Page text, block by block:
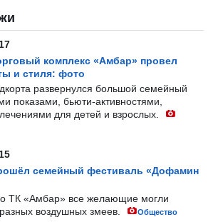
комплекс «Амбар» провел
и стиля: фото
развернулся большой семейный
показами, бьюти-активностями,
для детей и взрослых.
семейный фестиваль «Дофамин
ТК «Амбар» все желающие могли
воздушных змеев.
Общество